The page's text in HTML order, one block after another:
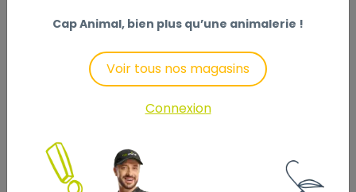
Cap Animal, bien plus qu’une animalerie !
Voir tous nos magasins
Connexion